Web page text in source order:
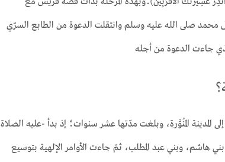
محمد صلى الله عليه وسلم وانتقلت الدعوة من الطابع السرّي
جاءت الدعوة من أجله
المدينة المُنوَّرة، وبلغت مدّتها عشر سنوات؛ إذ بدأ -عليه الصلاة
هاشم، وبني عبد المطلب، ثمّ جاءت الأوامر الإلهية بتوسيع